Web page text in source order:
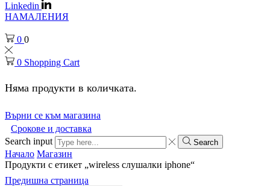
Linkedin
НАМАЛЕНИЯ
0 0
0 Shopping Cart
Няма продукти в количката.
Върни се към магазина
Срокове и доставка
Search input
Search
Начало Магазин
Продукти с етикет „wireless слушалки iphone“
Предишна страница